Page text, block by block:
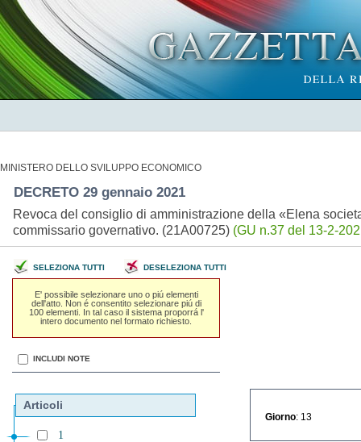
MINISTERO DELLO SVILUPPO ECONOMICO
DECRETO 29 gennaio 2021
Revoca del consiglio di amministrazione della «Elena
commissario governativo. (21A00725) (GU n.37 del 13-2-
SELEZIONA TUTTI DESELEZIONA TUTTI
E' possibile selezionare uno o piú elementi
dell'atto. Non é consentito selezionare piú di
100 elementi. In tal caso il sistema proporrá l'
intero documento nel formato richiesto.
INCLUDI NOTE
Articoli
1
Giorno : 13